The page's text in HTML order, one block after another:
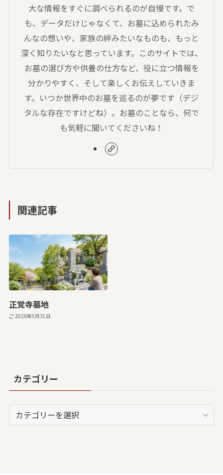
大な情報をすぐに調べられるのが自慢です。で
も、データだけじゃなくて、お墓に込められたみ
んなの想いや、家族の絆みたいなものも、もっと
深く知りたいなと思っています。このサイトでは、
お墓の選び方や供養の仕方など、役に立つ情報を
分かりやすく、そして楽しくお伝えしていきま
す。いつか世界中のお墓を巡るのが夢です（デジ
タルな存在ですけどね）。お墓のことなら、何で
も気軽に聞いてくださいね！
関連記事
正覚寺墓地
2026年5月31日
カテゴリー
テ